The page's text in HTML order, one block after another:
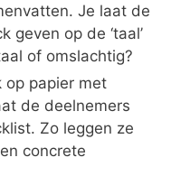
Je laat de
geven op de ‘taal’
of omslachtig?
op papier met
de deelnemers
Zo leggen ze
concrete